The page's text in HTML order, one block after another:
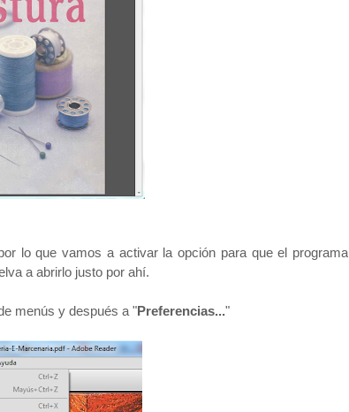
lo que vamos a activar la opción para que el programa
a abrirlo justo por ahí.
menús y después a "Preferencias..."